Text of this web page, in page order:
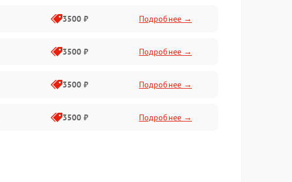
3500 ₽ Подробнее →
3500 ₽ Подробнее →
3500 ₽ Подробнее →
3500 ₽ Подробнее →